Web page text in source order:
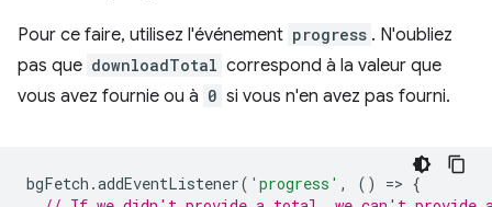
Pour ce faire, utilisez l'événement progress . N'oubliez
pas que downloadTotal correspond à la valeur que
vous avez fournie ou à 0 si vous n'en avez pas fourni.
bgFetch .addEventListener( 'progress' , () => {